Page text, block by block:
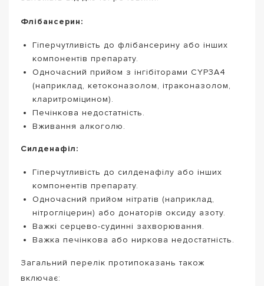
Флібансерин:
Гіперчутливість до флібансерину або інших
компонентів препарату.
Одночасний прийом з інгібіторами CYP3A4
(наприклад, кетоконазолом, ітраконазолом,
кларитроміцином).
Печінкова недостатність.
Вживання алкоголю.
Силденафіл:
Гіперчутливість до силденафілу або інших
компонентів препарату.
Одночасний прийом нітратів (наприклад,
нітрогліцерин) або донаторів оксиду азоту.
Важкі серцево-судинні захворювання.
Важка печінкова або ниркова недостатність.
Загальний перелік протипоказань також
включає: